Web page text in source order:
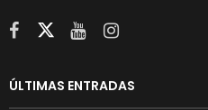
ÚLTIMAS ENTRADAS